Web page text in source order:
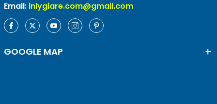
Email: inlygiare.com@gmail.com
GOOGLE MAP